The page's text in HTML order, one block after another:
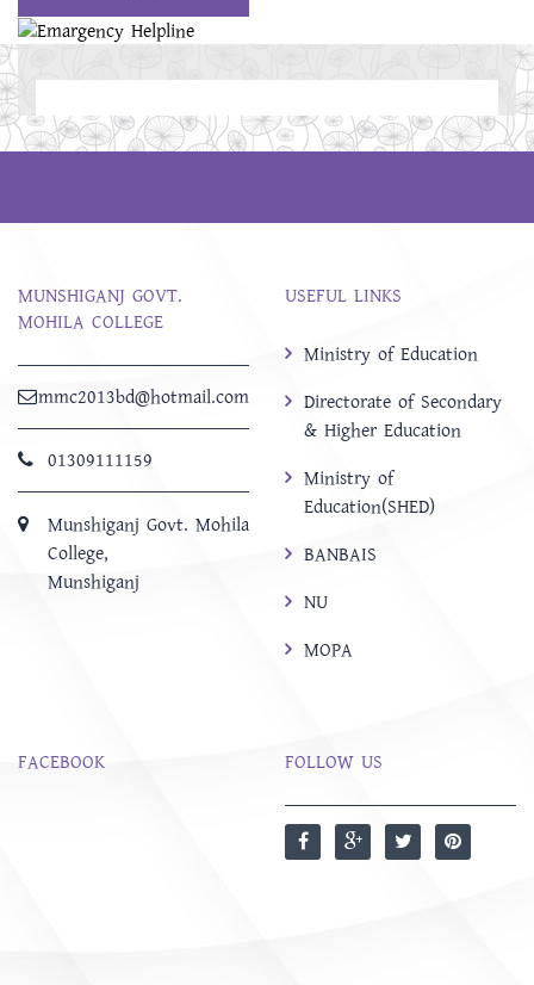
MUNSHIGANJ GOVT.
MOHILA COLLEGE
mmc2013bd@hotmail.com
01309111159
Munshiganj Govt. Mohila
College,
Munshiganj
USEFUL LINKS
Ministry of Education
Directorate of Secondary
& Higher Education
Ministry of
Education(SHED)
BANBAIS
NU
MOPA
FACEBOOK FOLLOW US